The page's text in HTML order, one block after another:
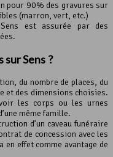
pour 90% des gravures sur
(marron, vert, etc.)
est assurée par des
Sens ?
du nombre de places, du
et des dimensions choisies.
les corps ou les urnes
même famille.
d’un caveau funéraire
de concession avec les
en effet comme avantage de